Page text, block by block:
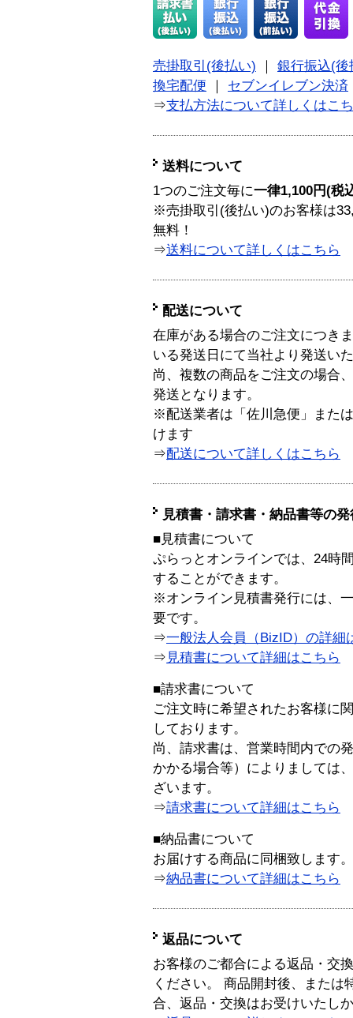
売掛取引(後払い)
銀行振込(後
換宅配便
セブンイレブン決済
⇒支払方法について詳しくはこ
送料について
1つのご注文毎に一律1,100円(税
※売掛取引(後払い)のお客様は
無料！
⇒送料について詳しくはこちら
配送について
在庫がある場合のご注文につき
いる発送日にて当社より発送い
尚、複数の商品をご注文の場合
発送となります。
※配送業者は「佐川急便」また
けます
⇒配送について詳しくはこちら
見積書・請求書・納品書等の
■見積書について
ぷらっとオンラインでは、24時
することができます。
※オンライン見積書発行には、
要です。
⇒一般法人会員（BizID）の詳細
⇒ 見積書について詳細はこちら
■請求書について
ご注文時に希望されたお客様に
しております。
尚、請求書は、営業時間内での
かかる場合等）によりましては
ざいます。
⇒請求書について詳細はこちら
■納品書について
お届けする商品に同梱致します。
⇒納品書について詳細はこちら
返品について
お客様のご都合による返品・交
ください。 商品開封後、または
合、返品・交換はお受けいたし